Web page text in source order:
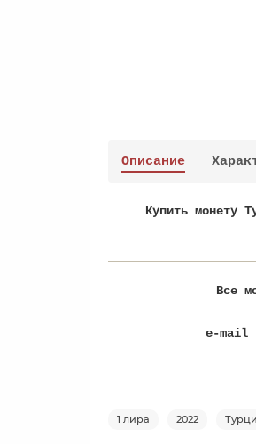
Описание
Купить монету
Все
e-mail
1 лира 2022